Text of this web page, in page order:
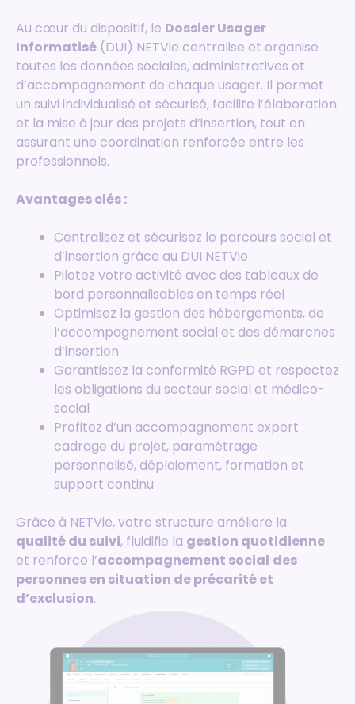
Au cœur du dispositif, le Dossier Usager
Informatisé (DUI) NETVie centralise et organise
toutes les données sociales, administratives et
d’accompagnement de chaque usager. Il permet
un suivi individualisé et sécurisé, facilite l’élaboration
et la mise à jour des projets d’insertion, tout en
assurant une coordination renforcée entre les
professionnels.
Avantages clés :
Centralisez et sécurisez le parcours social et
d’insertion grâce au DUI NETVie
Pilotez votre activité avec des tableaux de
bord personnalisables en temps réel
Optimisez la gestion des hébergements, de
l’accompagnement social et des démarches
d’insertion
Garantissez la conformité RGPD et respectez
les obligations du secteur social et médico-
social
Profitez d’un accompagnement expert :
cadrage du projet, paramétrage
personnalisé, déploiement, formation et
support continu
Grâce à NETVie, votre structure améliore la
qualité du suivi, fluidifie la gestion quotidienne
et renforce l’accompagnement social des
personnes en situation de précarité et
d’exclusion.